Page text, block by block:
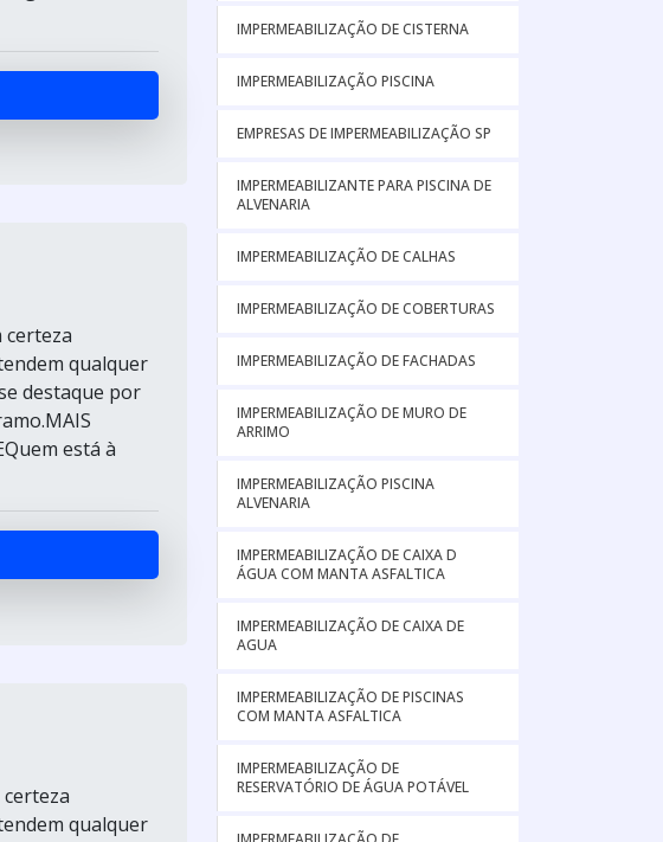
qualquer
destaque por
está à
qualquer
IMPERMEABILIZAÇÃO DE CISTERNA
IMPERMEABILIZAÇÃO PISCINA
EMPRESAS DE IMPERMEABILIZAÇÃO SP
IMPERMEABILIZANTE PARA PISCINA DE
ALVENARIA
IMPERMEABILIZAÇÃO DE CALHAS
IMPERMEABILIZAÇÃO DE COBERTURAS
IMPERMEABILIZAÇÃO DE FACHADAS
IMPERMEABILIZAÇÃO DE MURO DE
ARRIMO
IMPERMEABILIZAÇÃO PISCINA
ALVENARIA
IMPERMEABILIZAÇÃO DE CAIXA D
ÁGUA COM MANTA ASFALTICA
IMPERMEABILIZAÇÃO DE CAIXA DE
AGUA
IMPERMEABILIZAÇÃO DE PISCINAS
COM MANTA ASFALTICA
IMPERMEABILIZAÇÃO DE
RESERVATÓRIO DE ÁGUA POTÁVEL